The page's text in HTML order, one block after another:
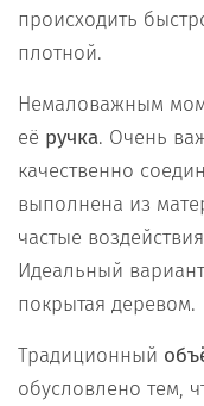
происходить
плотной.
Немаловажным
её ручка. Очень
качественно
выполнена из
частые
Идеальный
покрытая деревом.
Традиционный
обусловлено тем,